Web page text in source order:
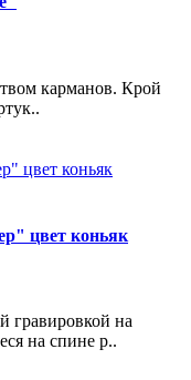
карманов. Крой
цвет коньяк
гравировкой на
на спине р..